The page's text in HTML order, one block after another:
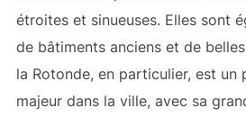
étroites et sinueuses. Elles sont
de bâtiments anciens et de
la Rotonde, en particulier, est un
majeur dans la ville, avec sa